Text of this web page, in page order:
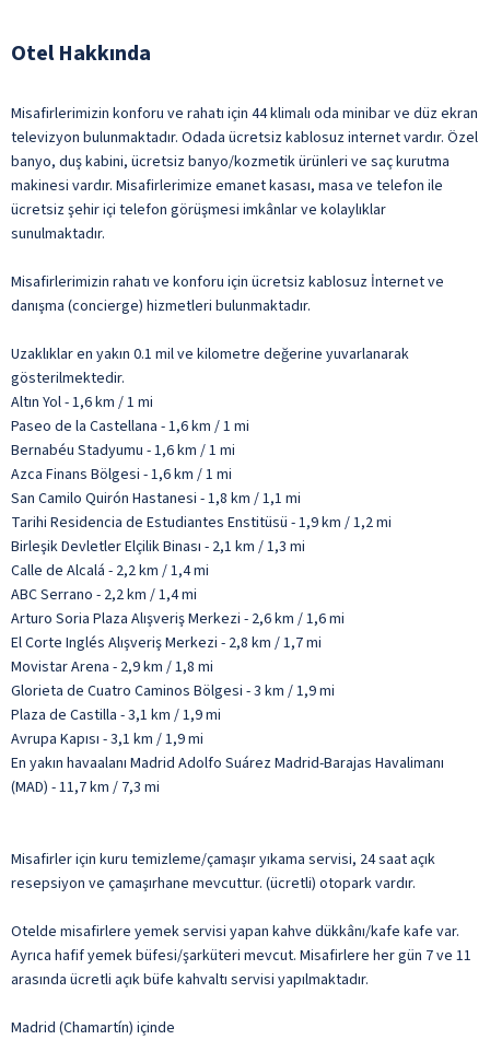
Otel Hakkında
Misafirlerimizin konforu ve rahatı için 44 klimalı oda minibar ve düz ekran
televizyon bulunmaktadır. Odada ücretsiz kablosuz internet vardır. Özel
banyo, duş kabini, ücretsiz banyo/kozmetik ürünleri ve saç kurutma
makinesi vardır. Misafirlerimize emanet kasası, masa ve telefon ile
ücretsiz şehir içi telefon görüşmesi imkânlar ve kolaylıklar
sunulmaktadır.
Misafirlerimizin rahatı ve konforu için ücretsiz kablosuz İnternet ve
danışma (concierge) hizmetleri bulunmaktadır.
Uzaklıklar en yakın 0.1 mil ve kilometre değerine yuvarlanarak
gösterilmektedir.
Altın Yol - 1,6 km / 1 mi
Paseo de la Castellana - 1,6 km / 1 mi
Bernabéu Stadyumu - 1,6 km / 1 mi
Azca Finans Bölgesi - 1,6 km / 1 mi
San Camilo Quirón Hastanesi - 1,8 km / 1,1 mi
Tarihi Residencia de Estudiantes Enstitüsü - 1,9 km / 1,2 mi
Birleşik Devletler Elçilik Binası - 2,1 km / 1,3 mi
Calle de Alcalá - 2,2 km / 1,4 mi
ABC Serrano - 2,2 km / 1,4 mi
Arturo Soria Plaza Alışveriş Merkezi - 2,6 km / 1,6 mi
El Corte Inglés Alışveriş Merkezi - 2,8 km / 1,7 mi
Movistar Arena - 2,9 km / 1,8 mi
Glorieta de Cuatro Caminos Bölgesi - 3 km / 1,9 mi
Plaza de Castilla - 3,1 km / 1,9 mi
Avrupa Kapısı - 3,1 km / 1,9 mi
En yakın havaalanı Madrid Adolfo Suárez Madrid-Barajas Havalimanı
(MAD) - 11,7 km / 7,3 mi
Misafirler için kuru temizleme/çamaşır yıkama servisi, 24 saat açık
resepsiyon ve çamaşırhane mevcuttur. (ücretli) otopark vardır.
Otelde misafirlere yemek servisi yapan kahve dükkânı/kafe kafe var.
Ayrıca hafif yemek büfesi/şarküteri mevcut. Misafirlere her gün 7 ve 11
arasında ücretli açık büfe kahvaltı servisi yapılmaktadır.
Madrid (Chamartín) içinde